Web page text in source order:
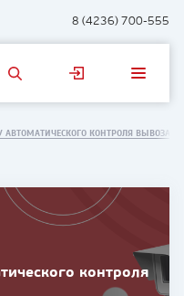
8 (4236) 700-555
АВТОМАТИЧЕСКОГО КОНТРОЛЯ ВЫВОЗА
контроля